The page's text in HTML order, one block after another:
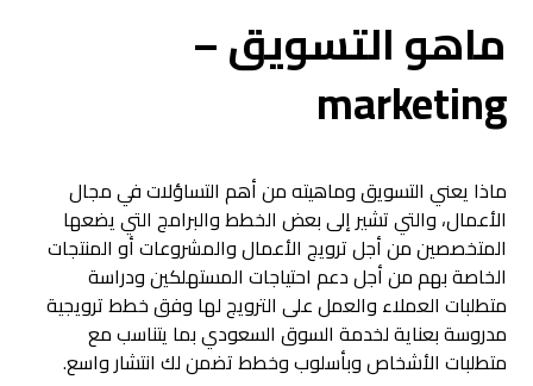
ماهو التسويق –
marketing
ماذا يعني التسويق وماهيته من أهم التساؤلات في مجال
الأعمال، والتي تشير إلى بعض الخطط والبرامج التي يضعها
المتخصصين من أجل ترويج الأعمال والمشروعات أو المنتجات
الخاصة بهم من أجل دعم احتياجات المستهلكين ودراسة
متطلبات العملاء والعمل على الترويج لها وفق خطط ترويجية
مدروسة بعناية لخدمة السوق السعودي بما يتناسب مع
متطلبات الأشخاص وبأسلوب وخطط تضمن لك انتشار واسع.